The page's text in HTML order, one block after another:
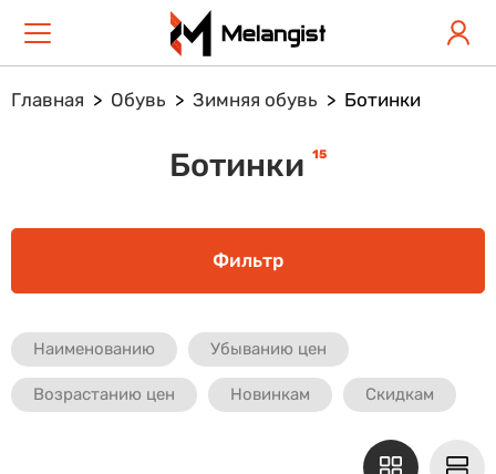
Главная Обувь Зимняя обувь Ботинки
Ботинки 15
Фильтр
Наименованию Убыванию цен
Возрастанию цен Новинкам Скидкам